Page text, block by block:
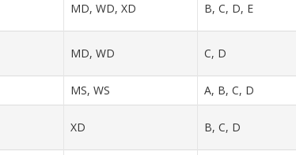
MD, WD, XD B, C, D, E
MD, WD C, D
MS, WS A, B, C, D
XD B, C, D